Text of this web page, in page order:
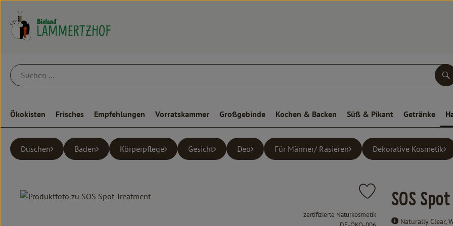
Ökokisten Frisches Empfehlungen Vorratskammer Großgebinde Kochen & Backen Süß & Pikant Getränke
Duschen Baden Körperpflege Gesicht Deo Für Männer/ Rasieren Dekorative Kosmetik
SOS
Naturally Clear,
Produkt zu Favouriten
, Verband:
zertifizierte Naturkosmetik
, Kontrollstelle: